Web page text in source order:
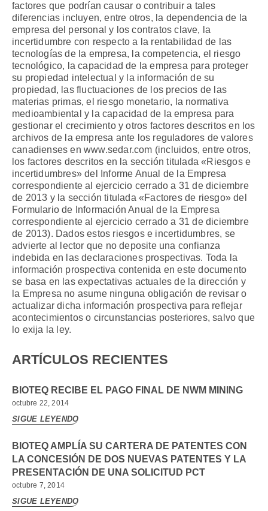
factores que podrían causar o contribuir a tales
diferencias incluyen, entre otros, la dependencia de la
empresa del personal y los contratos clave, la
incertidumbre con respecto a la rentabilidad de las
tecnologías de la empresa, la competencia, el riesgo
tecnológico, la capacidad de la empresa para proteger
su propiedad intelectual y la información de su
propiedad, las fluctuaciones de los precios de las
materias primas, el riesgo monetario, la normativa
medioambiental y la capacidad de la empresa para
gestionar el crecimiento y otros factores descritos en los
archivos de la empresa ante los reguladores de valores
canadienses en www.sedar.com (incluidos, entre otros,
los factores descritos en la sección titulada «Riesgos e
incertidumbres» del Informe Anual de la Empresa
correspondiente al ejercicio cerrado a 31 de diciembre
de 2013 y la sección titulada «Factores de riesgo» del
Formulario de Información Anual de la Empresa
correspondiente al ejercicio cerrado a 31 de diciembre
de 2013). Dados estos riesgos e incertidumbres, se
advierte al lector que no deposite una confianza
indebida en las declaraciones prospectivas. Toda la
información prospectiva contenida en este documento
se basa en las expectativas actuales de la dirección y
la Empresa no asume ninguna obligación de revisar o
actualizar dicha información prospectiva para reflejar
acontecimientos o circunstancias posteriores, salvo que
lo exija la ley.
ARTÍCULOS RECIENTES
BIOTEQ RECIBE EL PAGO FINAL DE NWM MINING
octubre 22, 2014
SIGUE LEYENDO
BIOTEQ AMPLÍA SU CARTERA DE PATENTES CON
LA CONCESIÓN DE DOS NUEVAS PATENTES Y LA
PRESENTACIÓN DE UNA SOLICITUD PCT
octubre 7, 2014
SIGUE LEYENDO